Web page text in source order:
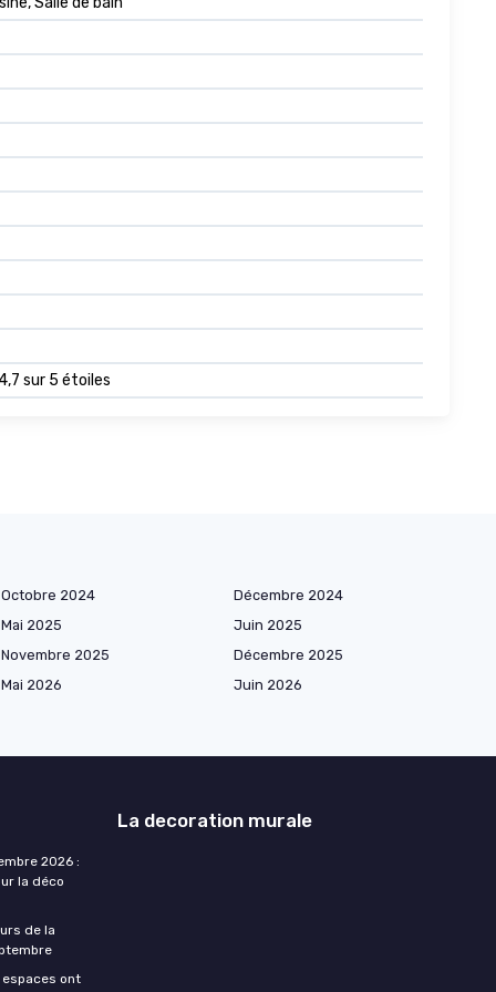
sur 5 étoiles
Octobre 2024
Décembre 2024
Mai 2025
Juin 2025
Novembre 2025
Décembre 2025
Mai 2026
Juin 2026
2026 :
la déco
de la
ont
La decoration murale